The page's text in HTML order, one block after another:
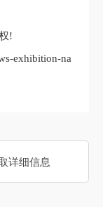
!
exhibition-na
详细信息